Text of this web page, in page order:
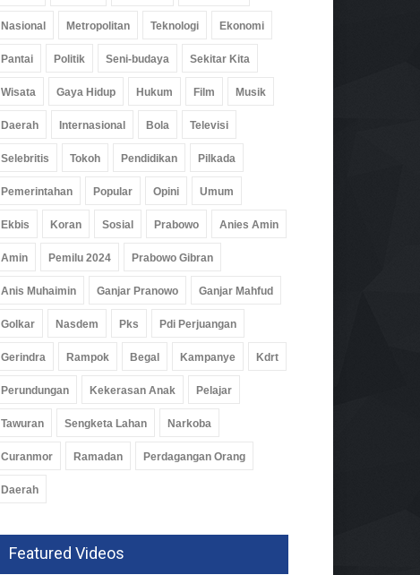
Nasional Metropolitan Teknologi Ekonomi
Pantai Politik Seni-budaya Sekitar Kita
Wisata Gaya Hidup Hukum Film Musik
Daerah Internasional Bola Televisi
Selebritis Tokoh Pendidikan Pilkada
Pemerintahan Popular Opini Umum
Ekbis Koran Sosial Prabowo Anies Amin
Amin Pemilu 2024 Prabowo Gibran
Anis Muhaimin Ganjar Pranowo Ganjar Mahfud
Golkar Nasdem Pks Pdi Perjuangan
Gerindra Rampok Begal Kampanye Kdrt
Perundungan Kekerasan Anak Pelajar
Tawuran Sengketa Lahan Narkoba
Curanmor Ramadan Perdagangan Orang
Daerah
Featured Videos